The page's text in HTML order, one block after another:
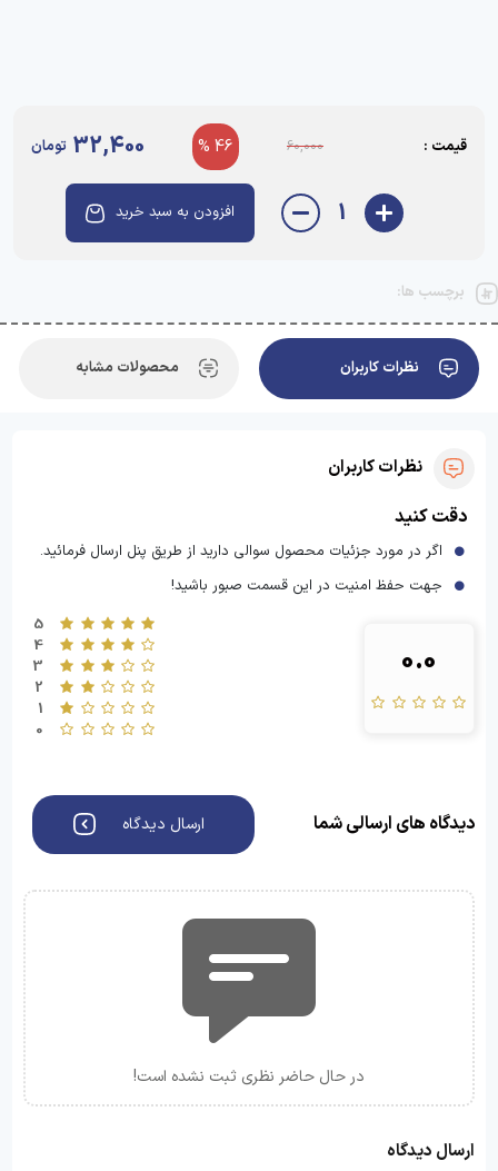
قیمت : 60,000
46 %
32,400 تومان
1 افزودن به سبد خرید
برچسب ها:
نظرات کاربران محصولات مشابه
نظرات کاربران
دقت کنید
اگر در مورد جزئیات محصول سوالی دارید از طریق پنل ارسال فرمائید.
جهت حفظ امنیت در این قسمت صبور باشید!
0.0
5
4
3
2
1
0
دیدگاه های ارسالی شما ارسال دیدگاه
در حال حاضر نظری ثبت نشده است!
ارسال دیدگاه